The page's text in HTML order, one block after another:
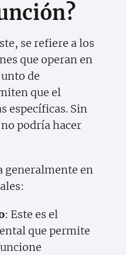
se refiere a los
que operan en
de
que el
específicas. Sin
podría hacer
generalmente en
: Este es el
que permite